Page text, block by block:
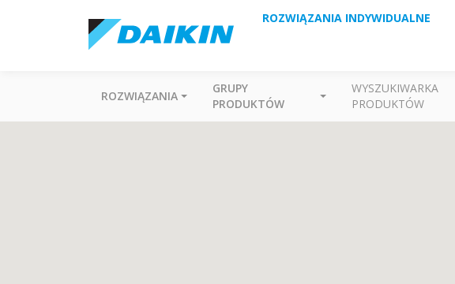
ROZWIĄZANIA INDYWIDUALNE
ROZWIĄZANIA
GRUPY
PRODUKTÓW
WYSZUKIWARKA
PRODUKTÓW